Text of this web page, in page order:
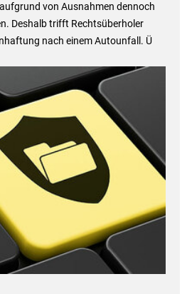
von Ausnahmen dennoch
Deshalb trifft Rechtsüberholer
nach einem Autounfall. Ü